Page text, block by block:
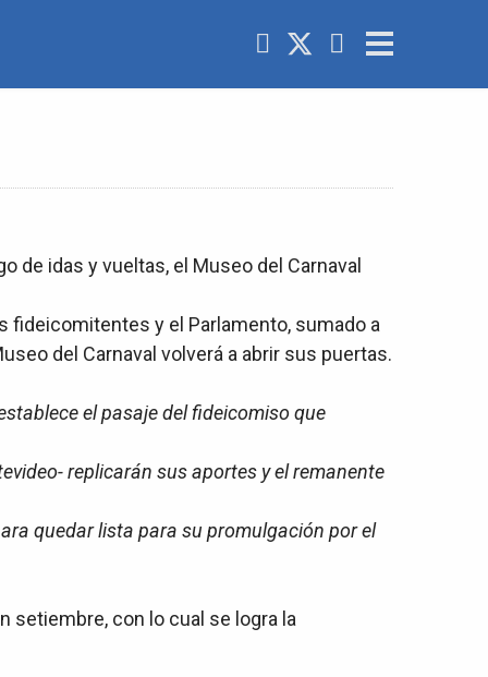
de idas y vueltas, el Museo del Carnaval
fideicomitentes y el Parlamento, sumado a
del Carnaval volverá a abrir sus puertas.
el pasaje del fideicomiso que
replicarán sus aportes y el remanente
quedar lista para su promulgación por el
setiembre, con lo cual se logra la